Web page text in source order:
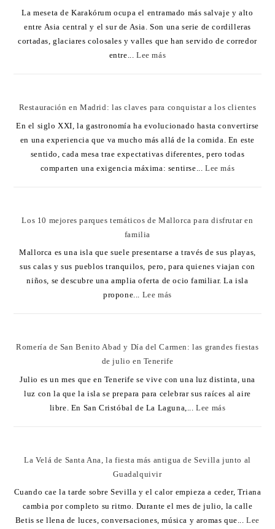
La meseta de Karakórum ocupa el entramado más salvaje y alto
entre Asia central y el sur de Asia. Son una serie de cordilleras
cortadas, glaciares colosales y valles que han servido de corredor
entre...Lee más
Restauración en Madrid: las claves para conquistar a los clientes
En el siglo XXI, la gastronomía ha evolucionado hasta convertirse
en una experiencia que va mucho más allá de la comida. En este
sentido, cada mesa trae expectativas diferentes, pero todas
comparten una exigencia máxima: sentirse...Lee más
Los 10 mejores parques temáticos de Mallorca para disfrutar en
familia
Mallorca es una isla que suele presentarse a través de sus playas,
sus calas y sus pueblos tranquilos, pero, para quienes viajan con
niños, se descubre una amplia oferta de ocio familiar. La isla
propone... Lee más
Romería de San Benito Abad y Día del Carmen: las grandes fiestas
de julio en Tenerife
Julio es un mes que en Tenerife se vive con una luz distinta, una
luz con la que la isla se prepara para celebrar sus raíces al aire
libre. En San Cristóbal de La Laguna,...Lee más
La Velá de Santa Ana, la fiesta más antigua de Sevilla junto al
Guadalquivir
Cuando cae la tarde sobre Sevilla y el calor empieza a ceder, Triana
cambia por completo su ritmo. Durante el mes de julio, la calle
Betis se llena de luces, conversaciones, música y aromas que...Lee